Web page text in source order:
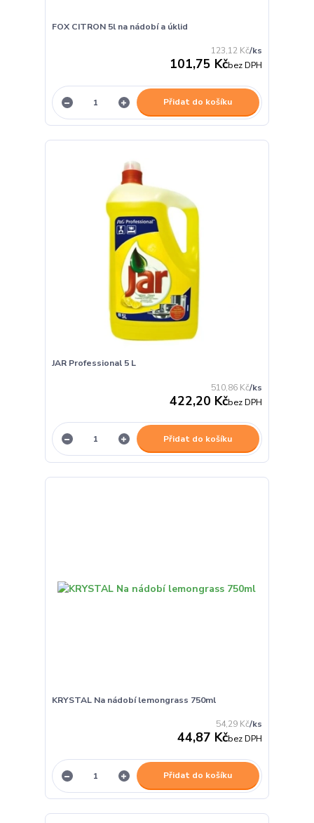
FOX CITRON 5l na nádobí a úklid
123,12 Kč/ks
101,75 Kčbez DPH
Přidat do košíku
JAR Professional 5 L
510,86 Kč/ks
422,20 Kčbez DPH
Přidat do košíku
KRYSTAL Na nádobí lemongrass 750ml
54,29 Kč/ks
44,87 Kčbez DPH
Přidat do košíku